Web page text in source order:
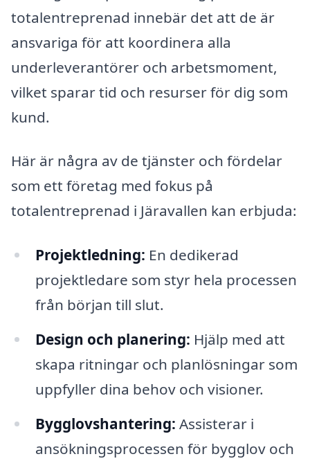
totalentreprenad innebär det att de är
ansvariga för att koordinera alla
underleverantörer och arbetsmoment,
vilket sparar tid och resurser för dig som
kund.
Här är några av de tjänster och fördelar
som ett företag med fokus på
totalentreprenad i Järavallen kan erbjuda:
Projektledning: En dedikerad
projektledare som styr hela processen
från början till slut.
Design och planering: Hjälp med att
skapa ritningar och planlösningar som
uppfyller dina behov och visioner.
Bygglovshantering: Assisterar i
ansökningsprocessen för bygglov och